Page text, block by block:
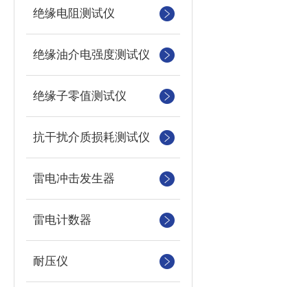
绝缘电阻测试仪
绝缘油介电强度测试仪
绝缘子零值测试仪
抗干扰介质损耗测试仪
雷电冲击发生器
雷电计数器
耐压仪